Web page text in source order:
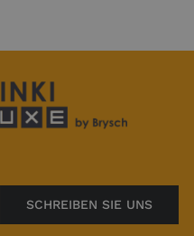
SCHREIBEN SIE UNS